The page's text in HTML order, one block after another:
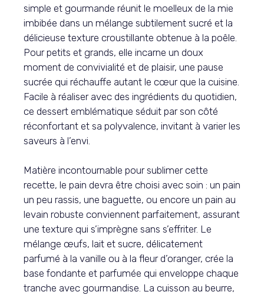
simple et gourmande réunit le moelleux de la mie
imbibée dans un mélange subtilement sucré et la
délicieuse texture croustillante obtenue à la poêle.
Pour petits et grands, elle incarne un doux
moment de convivialité et de plaisir, une pause
sucrée qui réchauffe autant le cœur que la cuisine.
Facile à réaliser avec des ingrédients du quotidien,
ce dessert emblématique séduit par son côté
réconfortant et sa polyvalence, invitant à varier les
saveurs à l’envi.
Matière incontournable pour sublimer cette
recette, le pain devra être choisi avec soin : un pain
un peu rassis, une baguette, ou encore un pain au
levain robuste conviennent parfaitement, assurant
une texture qui s’imprègne sans s’effriter. Le
mélange œufs, lait et sucre, délicatement
parfumé à la vanille ou à la fleur d’oranger, crée la
base fondante et parfumée qui enveloppe chaque
tranche avec gourmandise. La cuisson au beurre,